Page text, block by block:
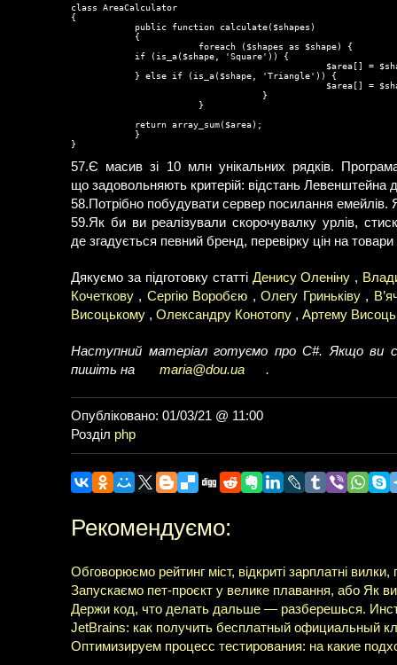
class AreaCalculator
{
            public function calculate($shapes)
            {
                        foreach ($shapes as $shape) {
            if (is_a($shape, 'Square')) {
$area[] =
            } else if (is_a($shape, 'Triangle')) {
$area[] =
                                    }
                        }
            return array_sum($area);
            }
57.Є масив зі 10 млн унікальних рядків.
що задовольняють критерій: відстань Левенштейна
58.Потрібно побудувати сервер посилання емейлів.
59.Як би ви реалізували скорочувалку урлів,
де згадується певний бренд, перевірку цін на товари
Дякуємо за підготовку статті Денису Оленіну ,
Кочеткову , Сергію Воробєю ,Олегу Гриньківу,
Висоцькому , Олександру Конотопу , Артему
Наступний матеріал готуємо про C#. Якщо ви
пишіть на
maria@dou.ua .
Опубліковано: 01/03/21 @ 11:00
Розділ php
Рекомендуємо:
Обговорюємо рейтинг міст, відкриті зарплатні
Запускаємо пет-проєкт у велике плавання, або Як
Держи код, что делать дальше — разберешься.
JetBrains: как получить бесплатный официальный
Оптимизируем процесс тестирования: на какие